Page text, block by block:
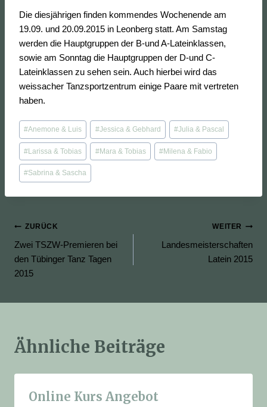
Die diesjährigen finden kommendes Wochenende am
19.09. und 20.09.2015 in Leonberg statt. Am Samstag
werden die Hauptgruppen der B-und A-Lateinklassen,
sowie am Sonntag die Hauptgruppen der D-und C-
Lateinklassen zu sehen sein. Auch hierbei wird das
weissacher Tanzsportzentrum einige Paare mit vertreten
haben.
Schlagworte:
#Anemone & Luis #Jessica & Gebhard #Julia & Pascal
#Larissa & Tobias #Mara & Tobias #Milena & Fabio
#Sabrina & Sascha
Beitragsnavigation
ZURÜCK
Zwei TSZW-Premieren bei
den Tübinger Tanz Tagen
2015
WEITER
Landesmeisterschaften
Latein 2015
Ähnliche Beiträge
Online Kurs Angebot